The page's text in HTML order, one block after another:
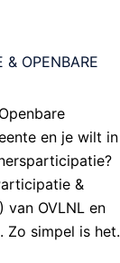
& OPENBARE
en je wilt in
&
van OVLNL en
Zo simpel is het.